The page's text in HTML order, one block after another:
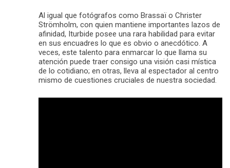
Al igual que fotógrafos como Brassaï o Christer
Strömholm, con quien mantiene importantes lazos de
afinidad, Iturbide posee una rara habilidad para evitar
en sus encuadres lo que es obvio o anecdótico. A
veces, este talento para enmarcar lo que llama su
atención puede traer consigo una visión casi mística
de lo cotidiano; en otras, lleva al espectador al centro
mismo de cuestiones cruciales de nuestra sociedad.